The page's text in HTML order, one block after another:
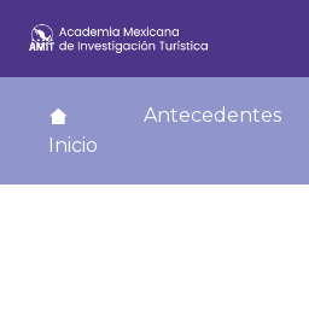
Inicio
Antecedentes